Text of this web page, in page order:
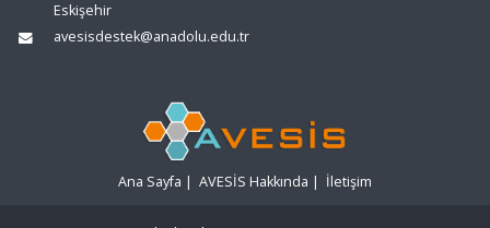
Eskişehir
avesisdestek@anadolu.edu.tr
Ana Sayfa | AVESİS Hakkında | İletişim